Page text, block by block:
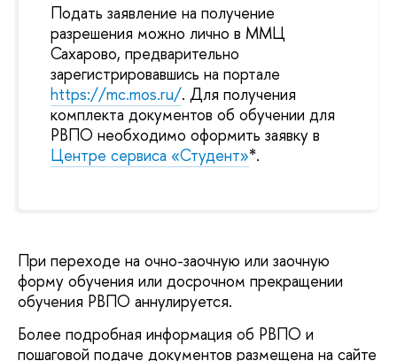
Подать заявление на получение
разрешения можно лично в ММЦ
Сахарово, предварительно
зарегистрировавшись на портале
https://mc.mos.ru/. Для получения
комплекта документов об обучении для
РВПО необходимо оформить заявку в
Центре сервиса «Студент»*.
При переходе на очно-заочную или заочную
форму обучения или досрочном прекращении
обучения РВПО аннулируется.
Более подробная информация об РВПО и
пошаговой подаче документов размещена на сайте